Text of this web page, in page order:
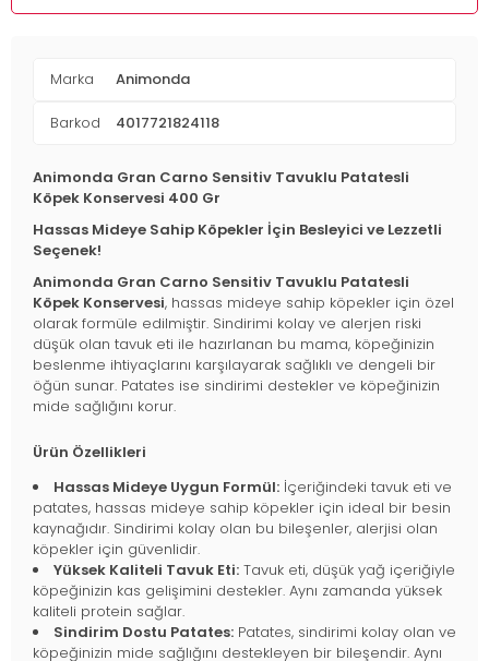
Marka Animonda
Barkod 4017721824118
Animonda Gran Carno Sensitiv Tavuklu Patatesli
Köpek Konservesi 400 Gr
Hassas Mideye Sahip Köpekler İçin Besleyici ve Lezzetli
Seçenek!
Animonda Gran Carno Sensitiv Tavuklu Patatesli
Köpek Konservesi, hassas mideye sahip köpekler için özel
olarak formüle edilmiştir. Sindirimi kolay ve alerjen riski
düşük olan tavuk eti ile hazırlanan bu mama, köpeğinizin
beslenme ihtiyaçlarını karşılayarak sağlıklı ve dengeli bir
öğün sunar. Patates ise sindirimi destekler ve köpeğinizin
mide sağlığını korur.
Ürün Özellikleri
Hassas Mideye Uygun Formül: İçeriğindeki tavuk eti ve
patates, hassas mideye sahip köpekler için ideal bir besin
kaynağıdır. Sindirimi kolay olan bu bileşenler, alerjisi olan
köpekler için güvenlidir.
Yüksek Kaliteli Tavuk Eti: Tavuk eti, düşük yağ içeriğiyle
köpeğinizin kas gelişimini destekler. Aynı zamanda yüksek
kaliteli protein sağlar.
Sindirim Dostu Patates: Patates, sindirimi kolay olan ve
köpeğinizin mide sağlığını destekleyen bir bileşendir. Aynı